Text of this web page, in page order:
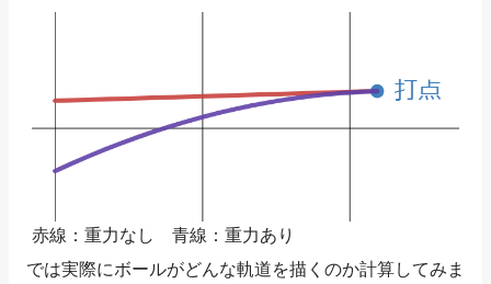
赤線：重力なし 青線：重力あり
では実際にボールがどんな軌道を描くのか計算してみま